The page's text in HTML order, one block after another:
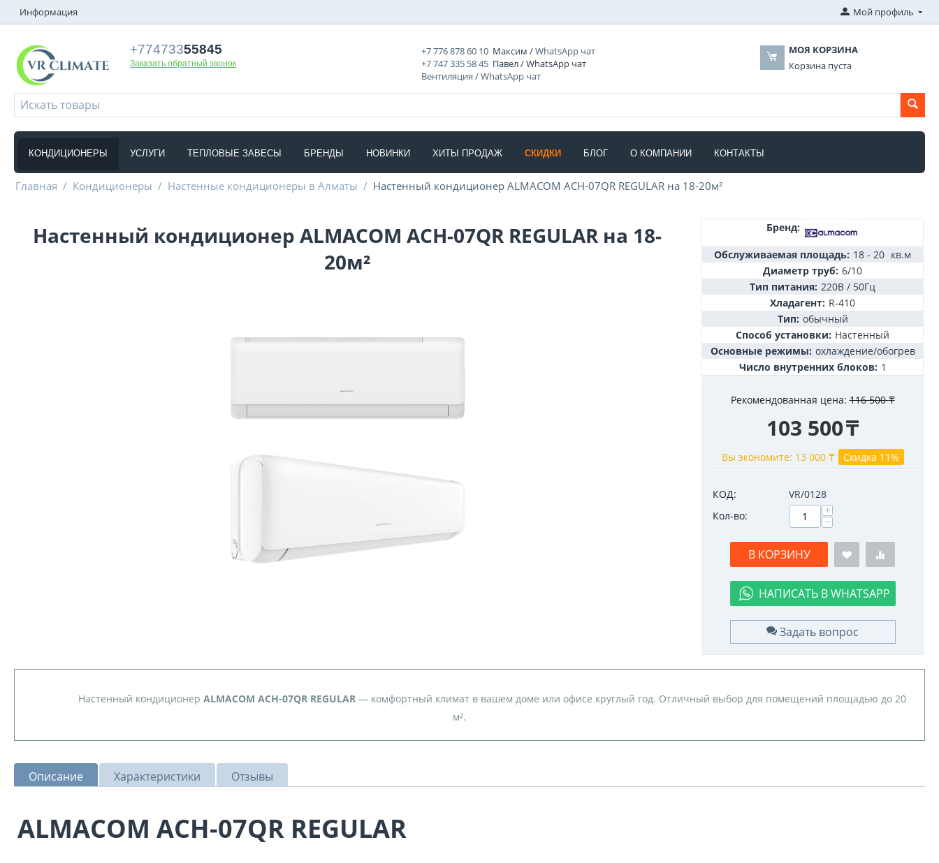
Информация Мой профиль
+77473355845
Заказать обратный звонок
+7 776 878 60 10 Максим /WhatsApp чат
+7 747 335 58 45 Павел / WhatsApp чат
Вентиляция / WhatsApp чат
МОЯ КОРЗИНА
Корзина пуста
КОНДИЦИОНЕРЫ УСЛУГИ ТЕПЛОВЫЕ ЗАВЕСЫ БРЕНДЫ НОВИНКИ ХИТЫ ПРОДАЖ СКИДКИ БЛОГ О КОМПАНИИ КОНТАКТЫ
Главная / Кондиционеры / Настенные кондиционеры в Алматы / Настенный кондиционер ALMACOM ACH-07QR REGULAR на 18-20м²
Настенный кондиционер ALMACOM ACH-07QR REGULAR на 18-
20м²
Бренд:
Обслуживаемая площадь: 18 - 20 кв.м
Диаметр труб: 6/10
Тип питания: 220В / 50Гц
Хладагент: R-410
Тип: обычный
Способ установки: Настенный
Основные режимы: охлаждение/обогрев
Число внутренних блоков: 1
Рекомендованная цена: 116 500 ₸
103 500₸
Вы экономите: 13 000₸ Скидка 11%
КОД:
VR/0128
Кол-во:
+
−
В КОРЗИНУ
НАПИСАТЬ В WHATSAPP
Задать вопрос
Настенный кондиционер ALMACOM ACH-07QR REGULAR— комфортный климат в вашем доме или офисе круглый год. Отличный выбор для помещений площадью до 20
м².
Описание Характеристики Отзывы
ALMACOM ACH-07QR REGULAR